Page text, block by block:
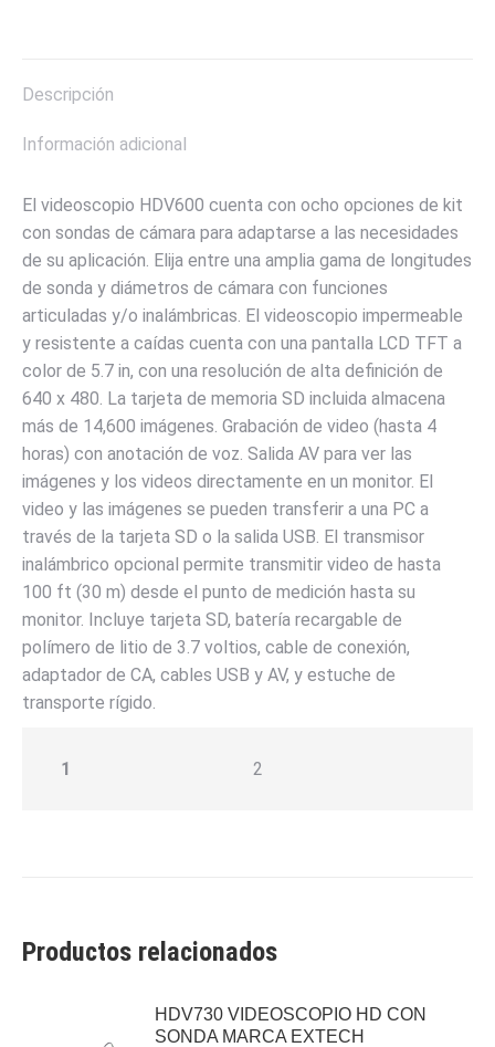
Descripción
Información adicional
El videoscopio HDV600 cuenta con ocho opciones de kit
con sondas de cámara para adaptarse a las necesidades
de su aplicación. Elija entre una amplia gama de longitudes
de sonda y diámetros de cámara con funciones
articuladas y/o inalámbricas. El videoscopio impermeable
y resistente a caídas cuenta con una pantalla LCD TFT a
color de 5.7 in, con una resolución de alta definición de
640 x 480. La tarjeta de memoria SD incluida almacena
más de 14,600 imágenes. Grabación de video (hasta 4
horas) con anotación de voz. Salida AV para ver las
imágenes y los videos directamente en un monitor. El
video y las imágenes se pueden transferir a una PC a
través de la tarjeta SD o la salida USB. El transmisor
inalámbrico opcional permite transmitir video de hasta
100 ft (30 m) desde el punto de medición hasta su
monitor. Incluye tarjeta SD, batería recargable de
polímero de litio de 3.7 voltios, cable de conexión,
adaptador de CA, cables USB y AV, y estuche de
transporte rígido.
1 2
Productos relacionados
HDV730 VIDEOSCOPIO HD CON
SONDA MARCA EXTECH